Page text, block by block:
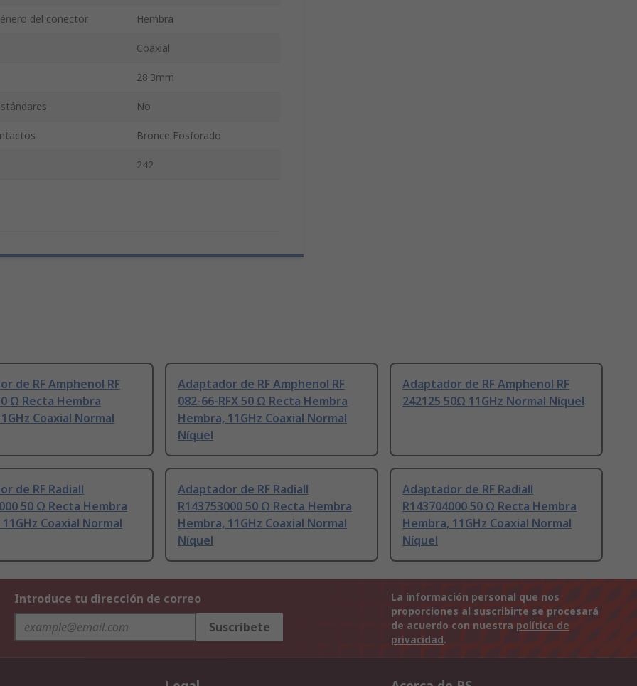
del conector Hembra
Coaxial
28.3mm
No
Bronce Fosforado
242
de RF Amphenol RF
Ω Recta Hembra
Coaxial Normal
Adaptador de RF Amphenol RF
082-66-RFX 50 Ω Recta Hembra
Hembra, 11GHz Coaxial Normal
Níquel
Adaptador de RF Amphenol RF
242125 50Ω 11GHz Normal Níquel
de RF Radiall
50 Ω Recta Hembra
Coaxial Normal
Adaptador de RF Radiall
R143753000 50 Ω Recta Hembra
Hembra, 11GHz Coaxial Normal
Níquel
Adaptador de RF Radiall
R143704000 50 Ω Recta Hembra
Hembra, 11GHz Coaxial Normal
Níquel
Introduce tu dirección de correo
Suscríbete
La información personal que nos
proporciones al suscribirte se procesará
de acuerdo con nuestra política de
privacidad.